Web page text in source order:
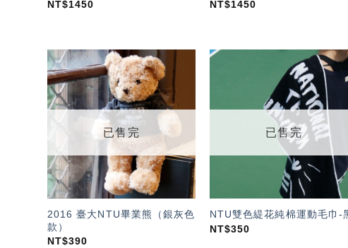
NT$1450
NT$1450
加入
「願
望輕
已售完
2016 臺大NTU畢業熊（銀灰色
款）
NT$390
望輕
已售完
NTU雙色緹花純棉運動毛巾-
NT$350